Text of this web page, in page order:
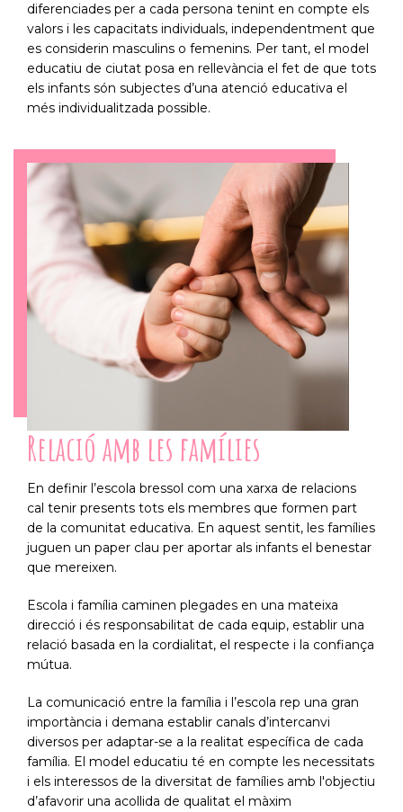
diferenciades per a cada persona tenint en compte els
valors i les capacitats individuals, independentment que
es considerin masculins o femenins. Per tant, el model
educatiu de ciutat posa en rellevància el fet de que tots
els infants són subjectes d’una atenció educativa el
més individualitzada possible.
Relació amb les famílies
En definir l’escola bressol com una xarxa de relacions
cal tenir presents tots els membres que formen part
de la comunitat educativa. En aquest sentit, les famílies
juguen un paper clau per aportar als infants el benestar
que mereixen.
Escola i família caminen plegades en una mateixa
direcció i és responsabilitat de cada equip, establir una
relació basada en la cordialitat, el respecte i la confiança
mútua.
La comunicació entre la família i l’escola rep una gran
importància i demana establir canals d’intercanvi
diversos per adaptar-se a la realitat específica de cada
família. El model educatiu té en compte les necessitats
i els interessos de la diversitat de famílies amb l'objectiu
d’afavorir una acollida de qualitat el màxim